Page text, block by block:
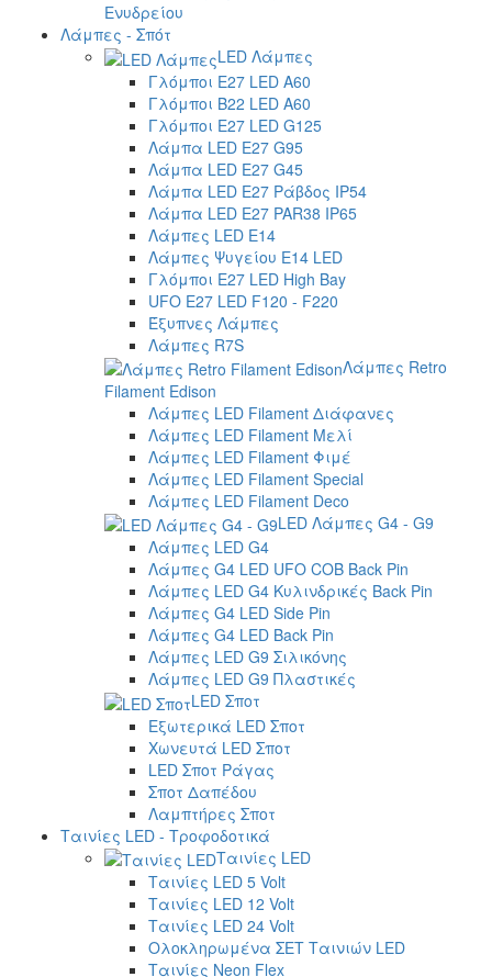
Ενυδρείου
Λάμπες - Σπότ
LED Λάμπες
Γλόμποι E27 LED A60
Γλόμποι B22 LED A60
Γλόμποι E27 LED G125
Λάμπα LED E27 G95
Λάμπα LED E27 G45
Λάμπα LED E27 Ράβδος IP54
Λάμπα LED E27 PAR38 IP65
Λάμπες LED E14
Λάμπες Ψυγείου E14 LED
Γλόμποι E27 LED High Bay
UFO E27 LED F120 - F220
Έξυπνες Λάμπες
Λάμπες R7S
Λάμπες Retro
Filament Edison
Λάμπες LED Filament Διάφανες
Λάμπες LED Filament Μελί
Λάμπες LED Filament Φιμέ
Λάμπες LED Filament Special
Λάμπες LED Filament Deco
LED Λάμπες G4 - G9
Λάμπες LED G4
Λάμπες G4 LED UFO COB Back Pin
Λάμπες LED G4 Κυλινδρικές Back Pin
Λάμπες G4 LED Side Pin
Λάμπες G4 LED Back Pin
Λάμπες LED G9 Σιλικόνης
Λάμπες LED G9 Πλαστικές
LED Σποτ
Εξωτερικά LED Σποτ
Χωνευτά LED Σποτ
LED Σποτ Ράγας
Σποτ Δαπέδου
Λαμπτήρες Σποτ
Ταινίες LED - Τροφοδοτικά
Ταινίες LED
Ταινίες LED 5 Volt
Ταινίες LED 12 Volt
Ταινίες LED 24 Volt
Ολοκληρωμένα ΣΕΤ Ταινιών LED
Ταινίες Neon Flex